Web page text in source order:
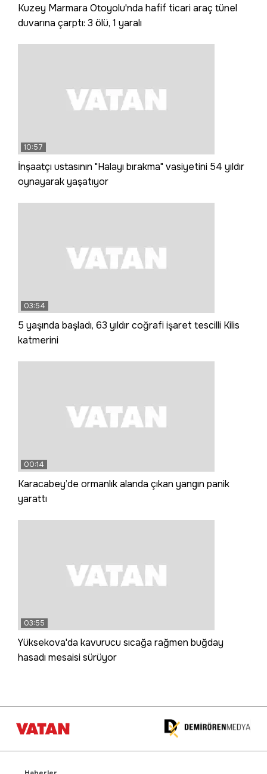
Kuzey Marmara Otoyolu'nda hafif ticari araç tünel
duvarına çarptı: 3 ölü, 1 yaralı
10:57
İnşaatçı ustasının "Halayı bırakma" vasiyetini 54 yıldır
oynayarak yaşatıyor
03:54
5 yaşında başladı, 63 yıldır coğrafi işaret tescilli Kilis
katmerini
00:14
Karacabey’de ormanlık alanda çıkan yangın panik
yarattı
03:55
Yüksekova'da kavurucu sıcağa rağmen buğday
hasadı mesaisi sürüyor